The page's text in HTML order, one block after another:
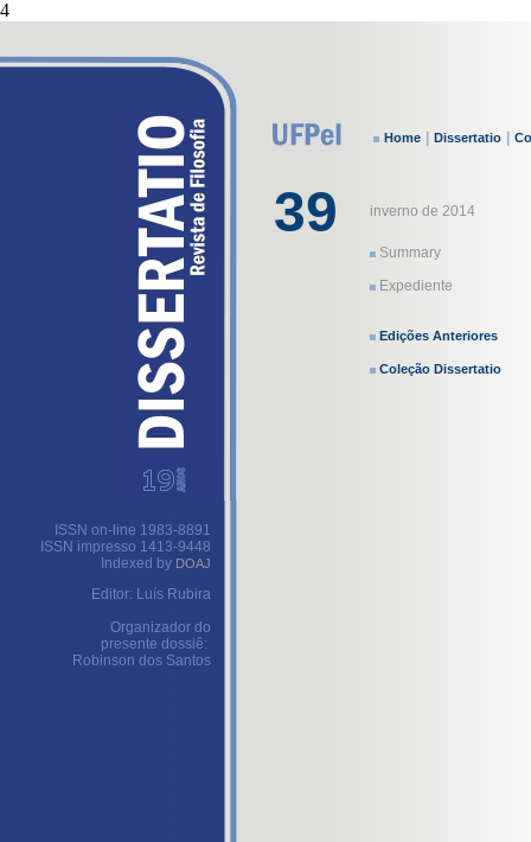
4
ISSN on-line 1983-8891
ISSN impresso 1413-9448
Indexed by DOAJ
Editor: Luís Rubira
Organizador do
presente dossiê:
Robinson dos Santos
Home Dissertatio
39 inverno de 2014
Summary
Expediente
Edições Anteriores
Coleção Dissertatio